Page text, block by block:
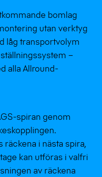
bomlag
utan verktyg
låg transportvolym
–
alla Allround-
spiran genom
i nästa spira,
kan utföras i valfri
av räckena